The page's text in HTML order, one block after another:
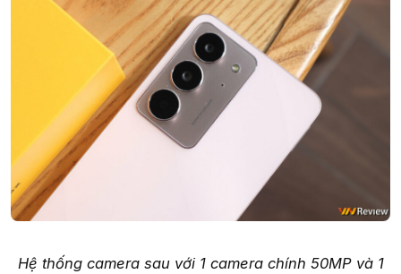
Hệ thống camera sau với 1 camera chính 50MP và 1